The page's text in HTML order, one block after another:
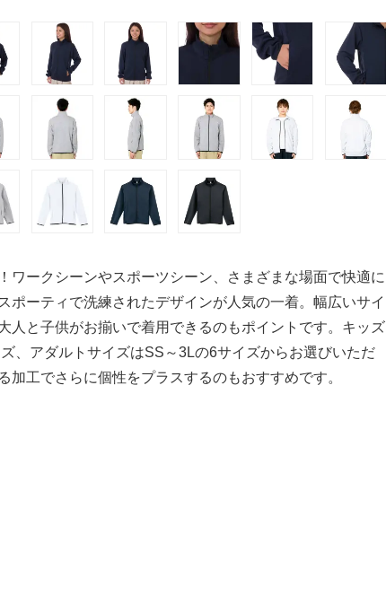
ワークシーンやスポーツシーン、さまざまな場面で快適に
ポーティで洗練されたデザインが人気の一着。幅広いサイ
人と子供がお揃いで着用できるのもポイントです。キッズ
、アダルトサイズはSS～3Lの6サイズからお選びいただ
加工でさらに個性をプラスするのもおすすめです。